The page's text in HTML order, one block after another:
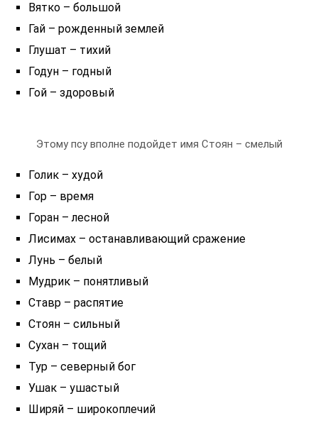
Вятко – большой
Гай – рожденный землей
Глушат – тихий
Годун – годный
Гой – здоровый
Этому псу вполне подойдет имя Стоян – смелый
Голик – худой
Гор – время
Горан – лесной
Лисимах – останавливающий сражение
Лунь – белый
Мудрик – понятливый
Ставр – распятие
Стоян – сильный
Сухан – тощий
Тур – северный бог
Ушак – ушастый
Ширяй – широкоплечий